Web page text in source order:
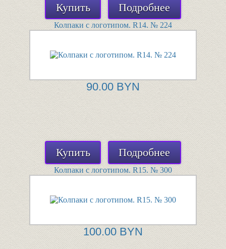
Купить Подробнее
Колпаки с логотипом. R14. № 224
90.00 BYN
Купить Подробнее
Колпаки с логотипом. R15. № 300
100.00 BYN